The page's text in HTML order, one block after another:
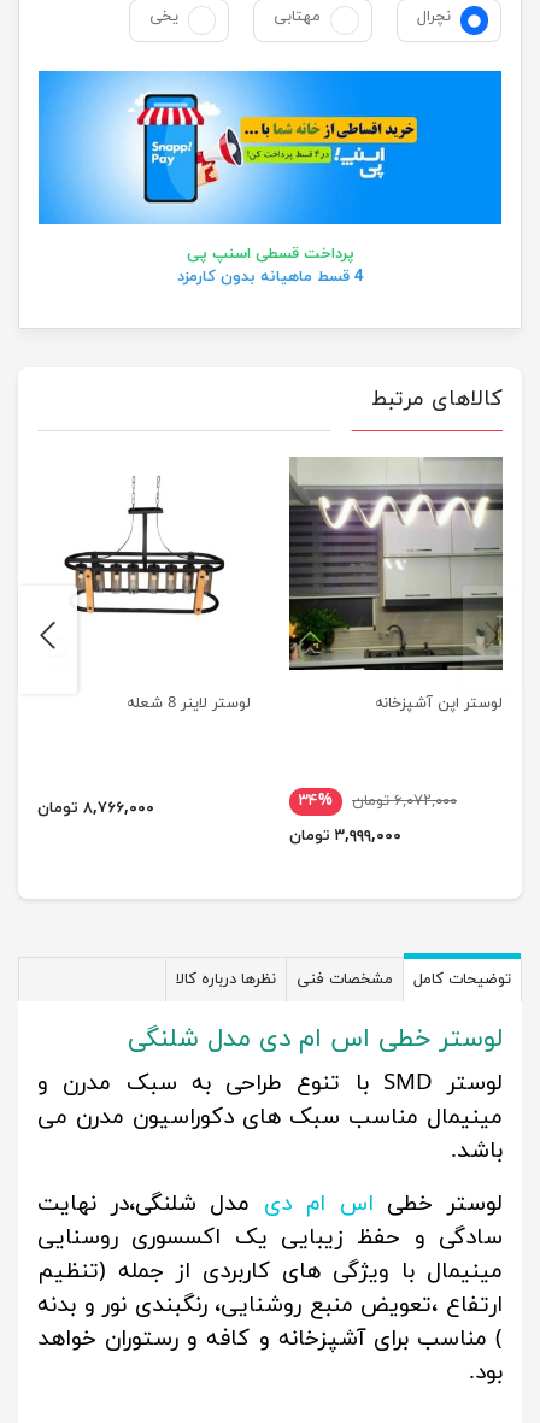
نچرال
مهتابی یخی
پرداخت قسطی اسنپ پی
4 قسط ماهیانه بدون کارمزد
کالاهای مرتبط
لوستر اپن آشپزخانه
۶,۰۷۲,۰۰۰ تومان
۳۴%
۳,۹۹۹,۰۰۰ تومان
لوستر لاینر 8 شعله
۸,۷۶۶,۰۰۰ تومان
previus
توضیحات کامل مشخصات فنی نظرها درباره کالا
لوستر خطی اس ام دی مدل شلنگی
لوستر SMD با تنوع طراحی به سبک مدرن و
مینیمال مناسب سبک های دکوراسیون مدرن می
باشد.
لوستر خطی اس ام دی مدل شلنگی،در نهایت
سادگی و حفظ زیبایی یک اکسسوری روسنایی
مینیمال با ویژگی های کاربردی از جمله (تنظیم
ارتفاع ،تعویض منبع روشنایی، رنگبندی نور و بدنه
) مناسب برای آشپزخانه و کافه و رستوران خواهد
بود.